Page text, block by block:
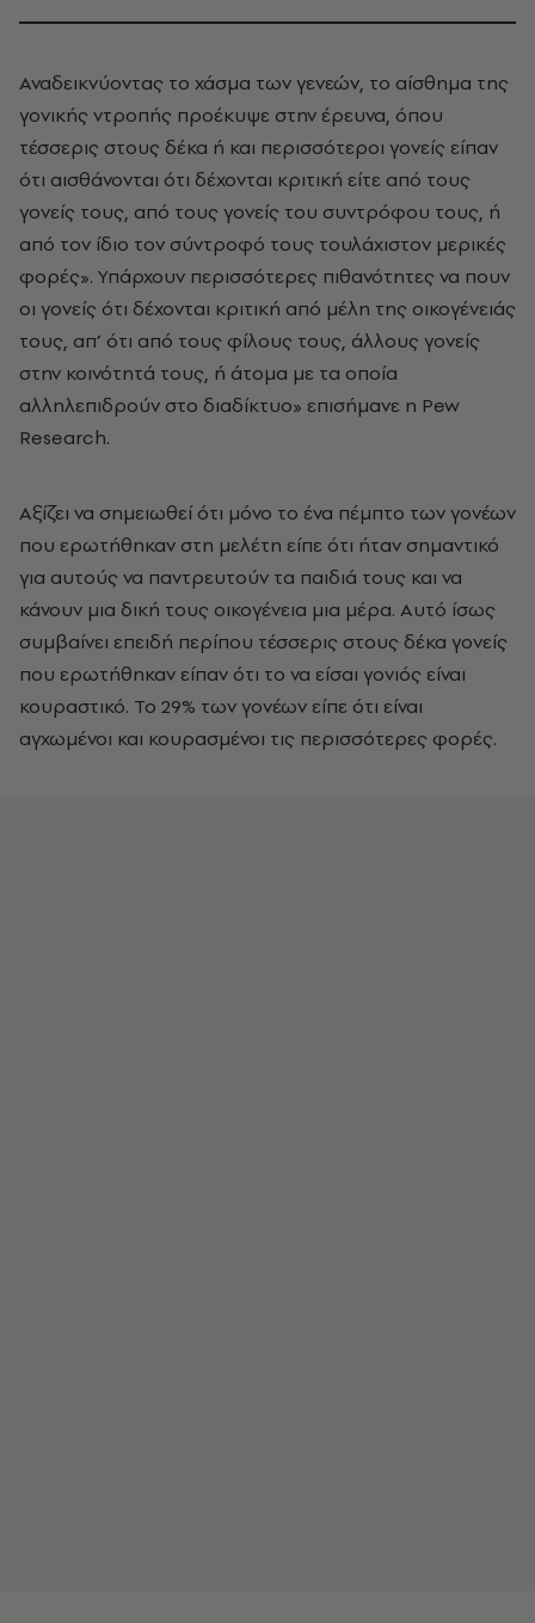
Αναδεικνύοντας το χάσμα των γενεών, το αίσθημα της
γονικής ντροπής προέκυψε στην έρευνα, όπου
τέσσερις στους δέκα ή και περισσότεροι γονείς είπαν
ότι αισθάνονται ότι δέχονται κριτική είτε από τους
γονείς τους, από τους γονείς του συντρόφου τους, ή
από τον ίδιο τον σύντροφό τους τουλάχιστον μερικές
φορές». Υπάρχουν περισσότερες πιθανότητες να πουν
οι γονείς ότι δέχονται κριτική από μέλη της οικογένειάς
τους, απ’ ότι από τους φίλους τους, άλλους γονείς
στην κοινότητά τους, ή άτομα με τα οποία
αλληλεπιδρούν στο διαδίκτυο» επισήμανε η Pew
Research.
Αξίζει να σημειωθεί ότι μόνο το ένα πέμπτο των γονέων
που ερωτήθηκαν στη μελέτη είπε ότι ήταν σημαντικό
για αυτούς να παντρευτούν τα παιδιά τους και να
κάνουν μια δική τους οικογένεια μια μέρα. Αυτό ίσως
συμβαίνει επειδή περίπου τέσσερις στους δέκα γονείς
που ερωτήθηκαν είπαν ότι το να είσαι γονιός είναι
κουραστικό. Το 29% των γονέων είπε ότι είναι
αγχωμένοι και κουρασμένοι τις περισσότερες φορές.